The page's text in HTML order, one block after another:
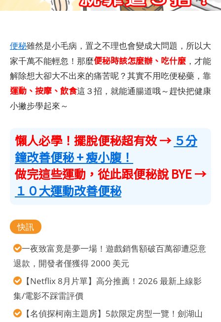
便秘雖然是小毛病，置之不理也會變成大問題，所以大
家千萬不能輕忽！那麼便秘時該怎麼辦、吃什麼 ，才能
解除想大卻大不出來的痛苦呢？其實不用吃便秘藥，靠
運動、按摩、飲食這３招，就能通腸道哦～趕快把健康
小撇步學起來～
懶人必學！擺脫便秘超有效 → ５分
鐘改善便秘 + 瘦小腹！
做完這些運動，從此跟便秘說 BYE →
１０大運動改善便秘
快訊
一夜致富竟是夢一場！遊戲銷售額破百萬卻遭惡意
退款，開發者僅獲得 2000 美元
【Netflix 8月片單】高分推薦！2026 最新上線影
集/電影不踩雷評價
【名偵探柯南主題房】5款限定房型一覽！劍湖山